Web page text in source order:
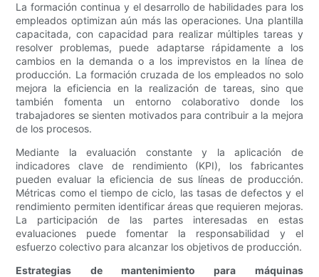
La formación continua y el desarrollo de habilidades para los
empleados optimizan aún más las operaciones. Una plantilla
capacitada, con capacidad para realizar múltiples tareas y
resolver problemas, puede adaptarse rápidamente a los
cambios en la demanda o a los imprevistos en la línea de
producción. La formación cruzada de los empleados no solo
mejora la eficiencia en la realización de tareas, sino que
también fomenta un entorno colaborativo donde los
trabajadores se sienten motivados para contribuir a la mejora
de los procesos.
Mediante la evaluación constante y la aplicación de
indicadores clave de rendimiento (KPI), los fabricantes
pueden evaluar la eficiencia de sus líneas de producción.
Métricas como el tiempo de ciclo, las tasas de defectos y el
rendimiento permiten identificar áreas que requieren mejoras.
La participación de las partes interesadas en estas
evaluaciones puede fomentar la responsabilidad y el
esfuerzo colectivo para alcanzar los objetivos de producción.
Estrategias de mantenimiento para máquinas